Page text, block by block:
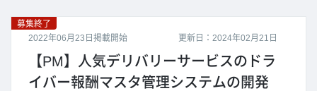
更新日：2024年02月21日
募集終了
2022年06月23日掲載開始
【PM】人気デリバリーサービスのドラ
イバー報酬マスタ管理システムの開発